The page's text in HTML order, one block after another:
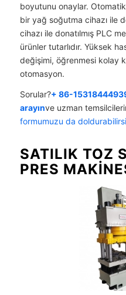
boyutunu onaylar. Otomatik
bir yağ soğutma cihazı ile
cihazı ile donatılmış PLC
ürünler tutarlıdır. Yüksek
değişimi, öğrenmesi kolay
otomasyon.
Sorular?+ 86-
arayınve uzman
formumuzu da
SATILIK TOZ
PRES